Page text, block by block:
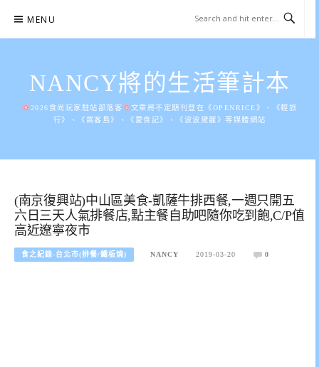
content
MENU
NANCY將的生活筆計本
2026食尚玩家駐站部落客
文章將不定期刊登在《OPENRICE》、《輕旅
行》、《窩客島》、《愛食記》、《波波黛麗》等媒體網站
(南京復興站)中山區美食-凱薩牛排西餐,一週只開五
六日三天人氣排餐店,點主餐自助吧隨你吃到飽,C/P值
高近遼寧夜市
食之紀錄-台北市(排餐/鐵板燒) NANCY 2019-03-20 0